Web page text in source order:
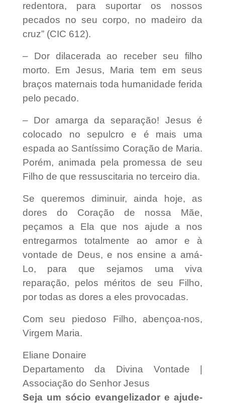
redentora, para suportar os nossos
pecados no seu corpo, no madeiro da
cruz” (CIC 612).
– Dor dilacerada ao receber seu filho
morto. Em Jesus, Maria tem em seus
braços maternais toda humanidade ferida
pelo pecado.
– Dor amarga da separação! Jesus é
colocado no sepulcro e é mais uma
espada ao Santíssimo Coração de Maria.
Porém, animada pela promessa de seu
Filho de que ressuscitaria no terceiro dia.
Se queremos diminuir, ainda hoje, as
dores do Coração de nossa Mãe,
peçamos a Ela que nos ajude a nos
entregarmos totalmente ao amor e à
vontade de Deus, e nos ensine a amá-
Lo, para que sejamos uma viva
reparação, pelos méritos de seu Filho,
por todas as dores a eles provocadas.
Com seu piedoso Filho, abençoa-nos,
Virgem Maria.
Eliane Donaire
Departamento da Divina Vontade |
Associação do Senhor Jesus
Seja um sócio evangelizador e ajude-